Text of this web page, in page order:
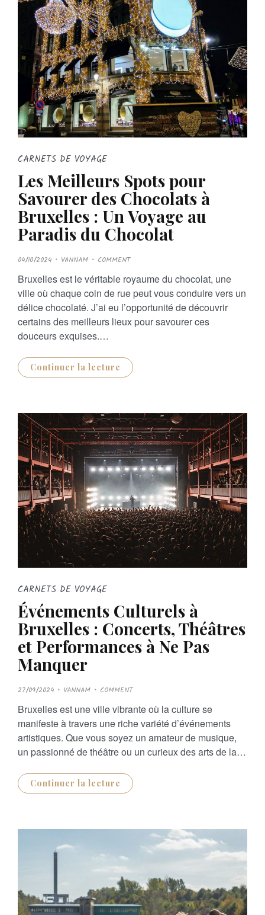
CARNETS DE VOYAGE
Les Meilleurs Spots pour
Savourer des Chocolats à
Bruxelles : Un Voyage au
Paradis du Chocolat
P
O
T
E
D
O
N
04/10/2024 VANNAM COMMENT
Bruxelles est le véritable royaume du chocolat, une
ville où chaque coin de rue peut vous conduire vers un
délice chocolaté. J’ai eu l’opportunité de découvrir
certains des meilleurs lieux pour savourer ces
douceurs exquises.…
Continuer la lecture
CARNETS DE VOYAGE
Événements Culturels à
Bruxelles : Concerts, Théâtres
et Performances à Ne Pas
Manquer
P
O
T
E
D
O
N
27/09/2024 VANNAM COMMENT
Bruxelles est une ville vibrante où la culture se
manifeste à travers une riche variété d’événements
artistiques. Que vous soyez un amateur de musique,
un passionné de théâtre ou un curieux des arts de la…
Continuer la lecture